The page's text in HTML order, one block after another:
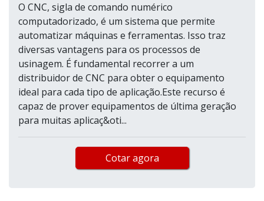
O CNC, sigla de comando numérico
computadorizado, é um sistema que permite
automatizar máquinas e ferramentas. Isso traz
diversas vantagens para os processos de
usinagem. É fundamental recorrer a um
distribuidor de CNC para obter o equipamento
ideal para cada tipo de aplicação.Este recurso é
capaz de prover equipamentos de última geração
para muitas aplicaç&oti...
Cotar agora